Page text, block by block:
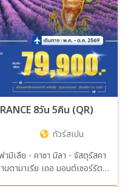
8วัน 5คืน (QR)
ทัวร์สเปน
- คาซา มิลา - จัสตุรัสคา
ตามาเรีย เดอ มอนต์เซอร์รัต